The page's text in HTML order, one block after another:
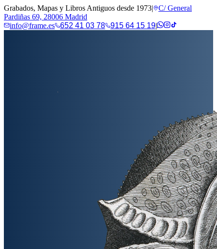
Grabados, Mapas y Libros Antiguos desde 1973|
C/ General
Pardiñas 69, 28006 Madrid
info@frame.es
652 41 03 78 915 64 15 19|